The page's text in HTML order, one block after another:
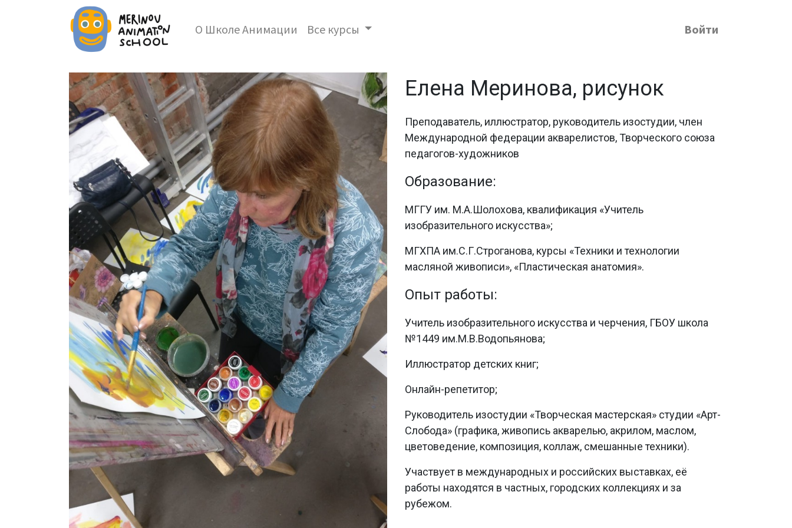
О Школе Анимации Все курсы Войти
Елена Меринова, рисунок
Преподаватель, иллюстратор, руководитель изостудии, член
Международной федерации акварелистов, Творческого союза
педагогов-художников
Образование:
МГГУ им. М.А.Шолохова, квалификация «Учитель
изобразительного искусства»;
МГХПА им.С.Г.Строганова, курсы «Техники и технологии
масляной живописи», «Пластическая анатомия».
Опыт работы:
Учитель изобразительного искусства и черчения, ГБОУ школа
№1449 им.М.В.Водопьянова;
Иллюстратор детских книг;
Онлайн-репетитор;
Руководитель изостудии «Творческая мастерская» студии «Арт-
Слобода» (графика, живопись акварелью, акрилом, маслом,
цветоведение, композиция, коллаж, смешанные техники).
Участвует в международных и российских выставках, её
работы находятся в частных, городских коллекциях и за
рубежом.